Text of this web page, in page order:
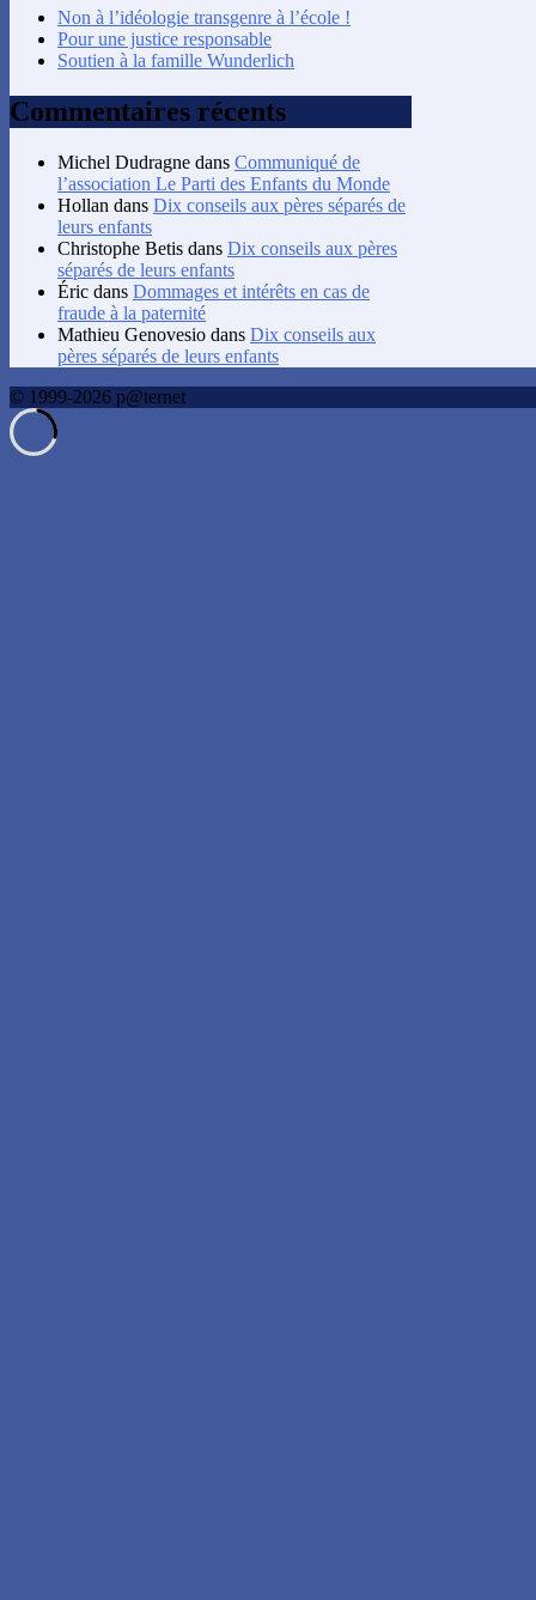
Non à l’idéologie transgenre à l’école !
Pour une justice responsable
Soutien à la famille Wunderlich
Commentaires récents
Michel Dudragne dans Communiqué de
l’association Le Parti des Enfants du Monde
Hollan dans Dix conseils aux pères séparés de
leurs enfants
Christophe Betis dans Dix conseils aux pères
séparés de leurs enfants
Éric dans Dommages et intérêts en cas de
fraude à la paternité
Mathieu Genovesio dans Dix conseils aux
pères séparés de leurs enfants
© 1999-2026 p@ternet